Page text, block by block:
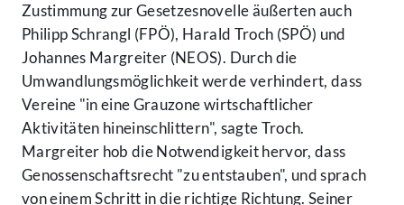
Zustimmung zur Gesetzesnovelle äußerten auch
Philipp Schrangl (FPÖ), Harald Troch (SPÖ) und
Johannes Margreiter (NEOS). Durch die
Umwandlungsmöglichkeit werde verhindert, dass
Vereine "in eine Grauzone wirtschaftlicher
Aktivitäten hineinschlittern", sagte Troch.
Margreiter hob die Notwendigkeit hervor, dass
Genossenschaftsrecht "zu entstauben", und sprach
von einem Schritt in die richtige Richtung. Seiner